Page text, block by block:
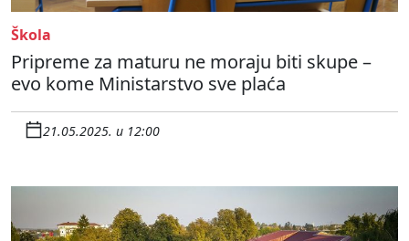
Škola
Pripreme za maturu ne moraju biti skupe –
evo kome Ministarstvo sve plaća
21.05.2025. u 12:00